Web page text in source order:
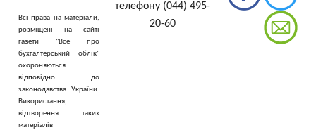
Всі права на матеріали,
розміщені на сайті
газети "Все про
бухгалтерський облік"
охороняються
відповідно до
законодавства України.
Використання,
відтворення таких
матеріалів
телефону (044) 495-
20-60